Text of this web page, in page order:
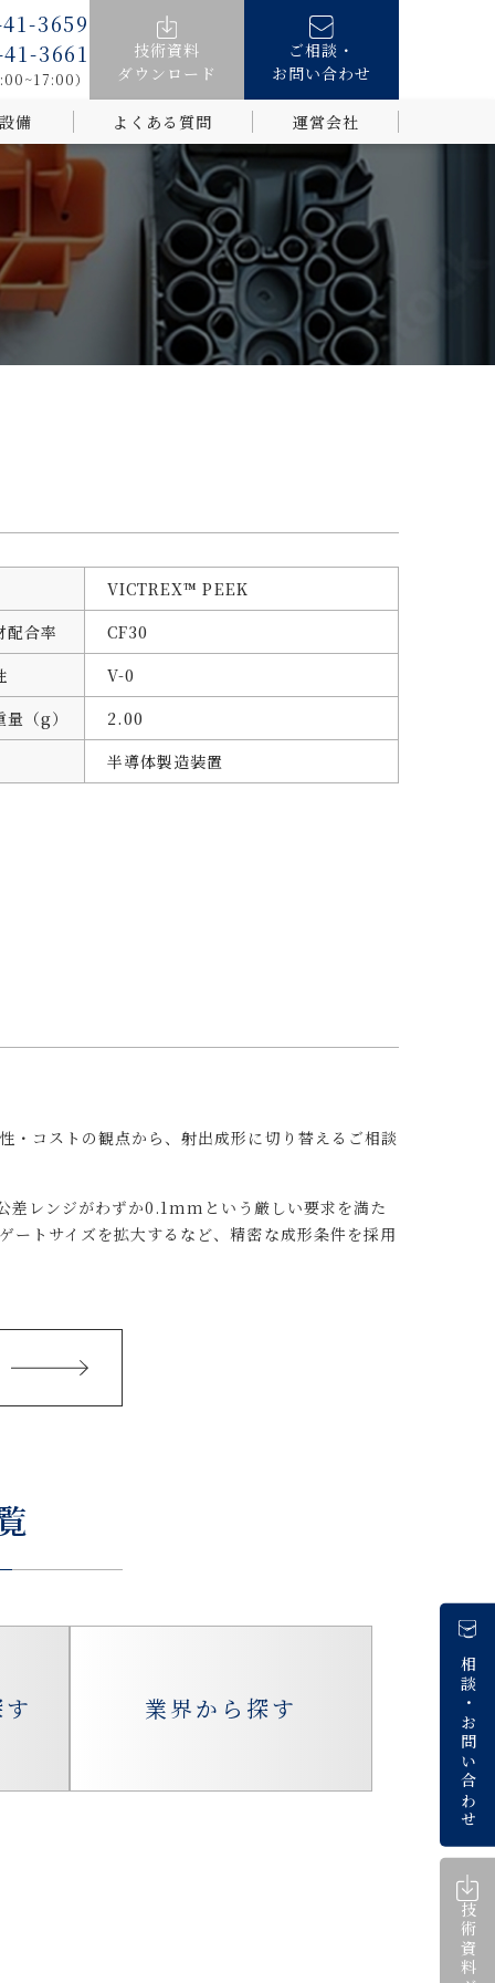
3659
3661
）
技術資料
ダウンロード
ご相談・
お問い合わせ
備 よくある質問 運営会社
VICTREX™ PEEK
配合率
CF30
V-0
（g）
2.00
半導体製造装置
・コストの観点から、射出成形に切り替えるご相談
レンジがわずか0.1mmという厳しい要求を満た
トサイズを拡大するなど、精密な成形条件を採用
業界から探す
ご相談
・
お問い合わせ
技術資料